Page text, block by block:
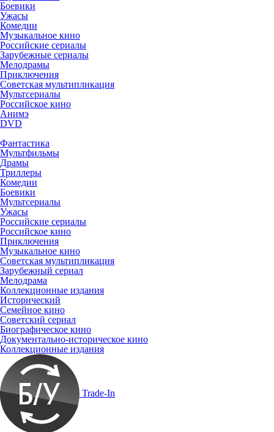
Боевики
Ужасы
Комедии
Музыкальное кино
Российские сериалы
Зарубежные сериалы
Мелодрамы
Приключения
Советская мультипликация
Мультсериалы
Российское кино
Анимэ
DVD
Фантастика
Мультфильмы
Драмы
Триллеры
Комедии
Боевики
Мультсериалы
Ужасы
Российские сериалы
Российское кино
Приключения
Музыкальное кино
Советская мультипликация
Зарубежный сериал
Мелодрама
Коллекционные издания
Исторический
Семейное кино
Советский сериал
Биографическое кино
Документально-историческое кино
Коллекционные издания
Trade-In